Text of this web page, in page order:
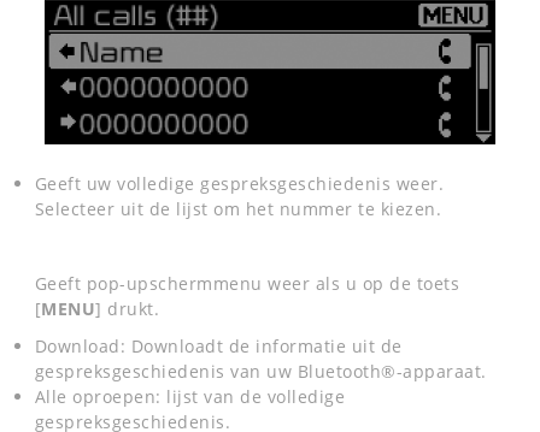
Geeft uw volledige gespreksgeschiedenis weer.
Selecteer uit de lijst om het nummer te kiezen.
Geeft pop-upschermmenu weer als u op de toets
[MENU] drukt.
Download: Downloadt de informatie uit de
gespreksgeschiedenis van uw Bluetooth®-apparaat.
Alle oproepen: lijst van de volledige
gespreksgeschiedenis.